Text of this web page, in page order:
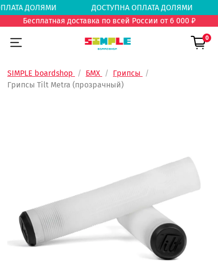
ОПЛАТА ДОЛЯМИ
ДОСТУПНА ОПЛАТА
Бесплатная доставка по всей России от 6 000 ₽
0
SIMPLE boardshop БМХ
Грипсы
Грипсы Tilt Metra (прозрачный)